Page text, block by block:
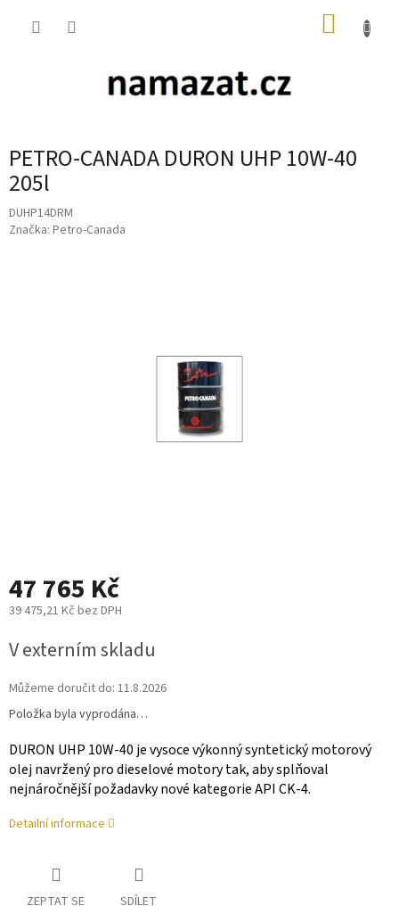
PETRO-CANADA DURON UHP 10W-40
205l
DUHP14DRM
Značka: Petro-Canada
47 765 Kč
39 475,21 Kč bez DPH
cena:
V externím skladu
Můžeme doručit do: 11.8.2026
Položka byla vyprodána…
DURON UHP 10W-40 je vysoce výkonný syntetický motorový
olej navržený pro dieselové motory tak, aby splňoval
nejnáročnější požadavky nové kategorie API CK-4.
Detailní informace
ZEPTAT SE SDÍLET